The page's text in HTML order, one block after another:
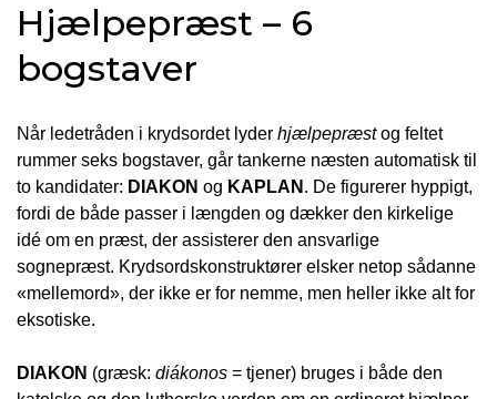
Hjælpepræst – 6
bogstaver
Når ledetråden i krydsordet lyder hjælpepræstog feltet
rummer seks bogstaver, går tankerne næsten automatisk til
to kandidater: DIAKON og KAPLAN . De figurerer hyppigt,
fordi de både passer i længden og dækker den kirkelige
idé om en præst, der assisterer den ansvarlige
sognepræst. Krydsordskonstruktører elsker netop sådanne
«mellemord», der ikke er for nemme, men heller ikke alt for
eksotiske.
DIAKON (græsk: diákonos = tjener) bruges i både den